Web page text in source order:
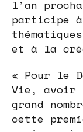
l’an
participe à
et à la
« Pour le
Vie, avoir
grand
cette